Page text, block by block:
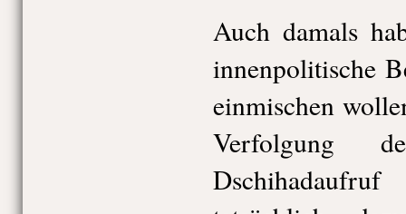
Auch damals
innenpolitische
einmischen
Verfolgung